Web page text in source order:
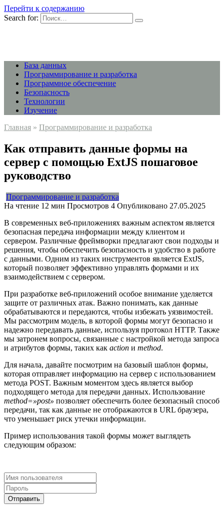
Перейти к содержанию
Search for:
База данных
Программирование и разработка
Программное обеспечение
Безопасность
Технологии
Изучение
Главная » Программирование и разработка
Как отправить данные формы на
сервер с помощью ExtJS пошаговое
руководство
Программирование и разработка
На чтение 12 мин Просмотров 4 Опубликовано 27.05.2025
В современных веб-приложениях важным аспектом является
безопасная передача информации между клиентом и
сервером. Различные фреймворки предлагают свои подходы и
решения, чтобы обеспечить безопасность и удобство в работе
с данными. Одним из таких инструментов является ExtJS,
который позволяет эффективно управлять формами и их
взаимодействием с сервером.
При разработке веб-приложений особое внимание уделяется
защите от различных атак. Важно понимать, как данные
обрабатываются и передаются, чтобы избежать уязвимостей.
Мы рассмотрим модель, в которой формы могут безопасно и
надежно передавать данные, используя протокол HTTP. Также
мы затронем вопросы, связанные с настройкой метода запроса
и атрибутов формы, таких как action и method.
Для начала, давайте посмотрим на базовый шаблон формы,
которая отправляет информацию на сервер с использованием
метода POST. Важным моментом здесь является выбор
подходящего метода для передачи данных. Использование
method=»post» позволяет обеспечить более безопасный способ
передачи, так как данные не отображаются в URL браузера,
что уменьшает риск утечки информации.
Пример использования такой формы может выглядеть
следующим образом:
Отправить